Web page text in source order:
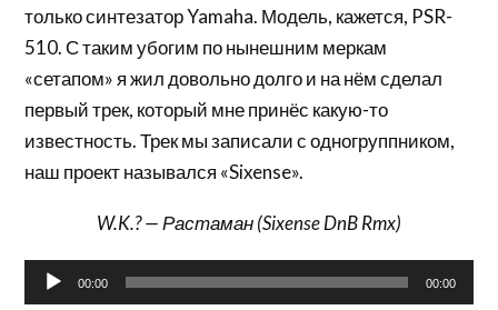
только синтезатор Yamaha. Модель, кажется, PSR-
510. С таким убогим по нынешним меркам
«сетапом» я жил довольно долго и на нём сделал
первый трек, который мне принёс какую-то
известность. Трек мы записали с одногруппником,
наш проект назывался «Sixense».
W.K.? — Растаман (Sixense DnB Rmx)
Аудиоплеер
00:00 00:00